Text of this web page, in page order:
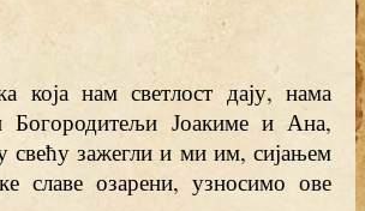
која нам светлост дају, нама
Богородитељи Јоакиме и Ана,
свећу зажегли и ми им, сијањем
славе озарени, узносимо ове